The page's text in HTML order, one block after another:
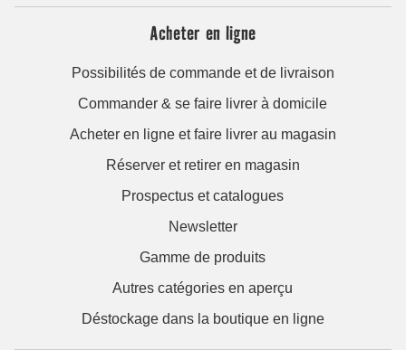
Acheter en ligne
Possibilités de commande et de livraison
Commander & se faire livrer à domicile
Acheter en ligne et faire livrer au magasin
Réserver et retirer en magasin
Prospectus et catalogues
Newsletter
Gamme de produits
Autres catégories en aperçu
Déstockage dans la boutique en ligne